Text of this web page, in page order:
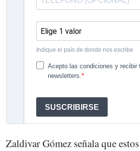
Zaldivar Gómez señala que